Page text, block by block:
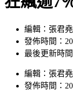
狂飆逾7
編輯：張君堯
發佈時間：
編輯：張君堯